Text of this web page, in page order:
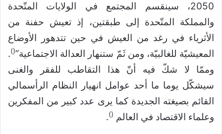
2050، سينقسم المجتمع في الولايات المتّحدة
والمملكة المتّحدة إلى طبقتين، إذ تعيش حفنة من
الأثرياء في رغد من العيش في حين تتدهور الأوضاع
المعيشيّة للغالبيّة، ومن ثَمّ ستنهار العدالة الاجتماعية”(
)
.
وممّا لا شكّ فيه أنّ هذا التقاطب للفقر والغنى
سيشكّل يوما ما أحد عوامل انهيار النظام الرأسمالي
القائم بصيغته الجديدة كما يرى عدد كبير من المفكرين
وعلماء الاقتصاد في العالم (
)
.